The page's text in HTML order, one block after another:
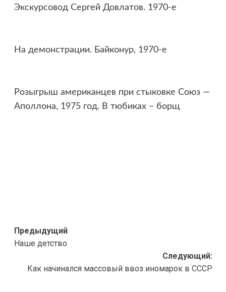
Экскурсовод Сергей Довлатов. 1970-е
На демонстрации. Байконур, 1970-е
Розыгрыш американцев при стыковке Союз —
Аполлона, 1975 год. В тюбиках – борщ
Навигация
записи
Предыдущий
Наше детство
Следующий:
Как начинался массовый ввоз иномарок в СССР